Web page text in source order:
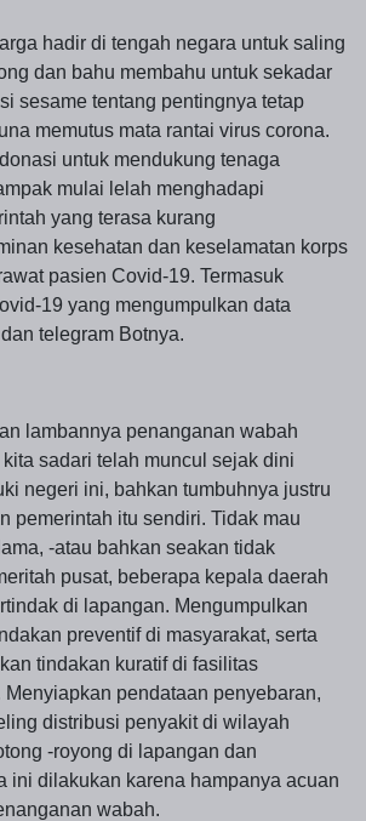
hadir di tengah negara untuk saling
dan bahu membahu untuk sekadar
sesame tentang pentingnya tetap
memutus mata rantai virus corona.
untuk mendukung tenaga
mulai lelah menghadapi
yang terasa kurang
kesehatan dan keselamatan korps
pasien Covid-19. Termasuk
19 yang mengumpulkan data
telegram Botnya.
lambannya penanganan wabah
sadari telah muncul sejak dini
negeri ini, bahkan tumbuhnya justru
pemerintah itu sendiri. Tidak mau
-atau bahkan seakan tidak
pusat, beberapa kepala daerah
di lapangan. Mengumpulkan
preventif di masyarakat, serta
tindakan kuratif di fasilitas
Menyiapkan pendataan penyebaran,
distribusi penyakit di wilayah
-royong di lapangan dan
ini dilakukan karena hampanya acuan
wabah.